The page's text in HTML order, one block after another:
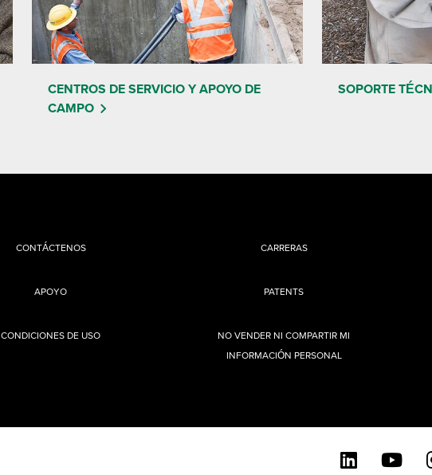
CENTROS DE SERVICIO Y APOYO DE
CAMPO
SOPORTE
CONTÁCTENOS
APOYO
CARRERAS
PATENTS
CONDICIONES DE USO
NO VENDER NI COMPARTIR MI
INFORMACIÓN PERSONAL